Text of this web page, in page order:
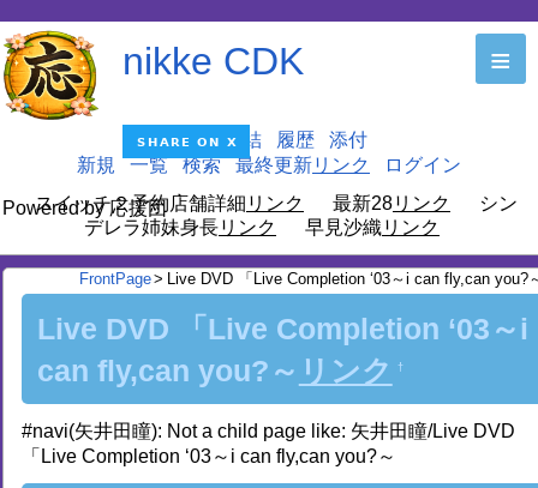
nikke CDK
Powered by 応援団
≡
編集 凍結 履歴
添付
新規
一覧 検索 最終更新
ログイン
スイッチ２予約店舗詳細
最新28
シン
デレラ姉妹身長
早見沙織
FrontPage> Live DVD 「Live Completion ‘03～i can fly,can you?
Live DVD 「Live Completion ‘03～i
can fly,can you?～
†
#navi(矢井田瞳): Not a child page like: 矢井田瞳/Live DVD
「Live Completion ‘03～i can fly,can you?～